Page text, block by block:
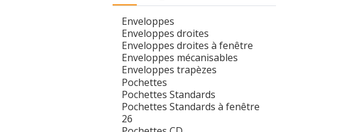
Enveloppes
Enveloppes droites
Enveloppes droites à fenêtre
Enveloppes mécanisables
Enveloppes trapèzes
Pochettes
Pochettes Standards
Pochettes Standards à fenêtre
26